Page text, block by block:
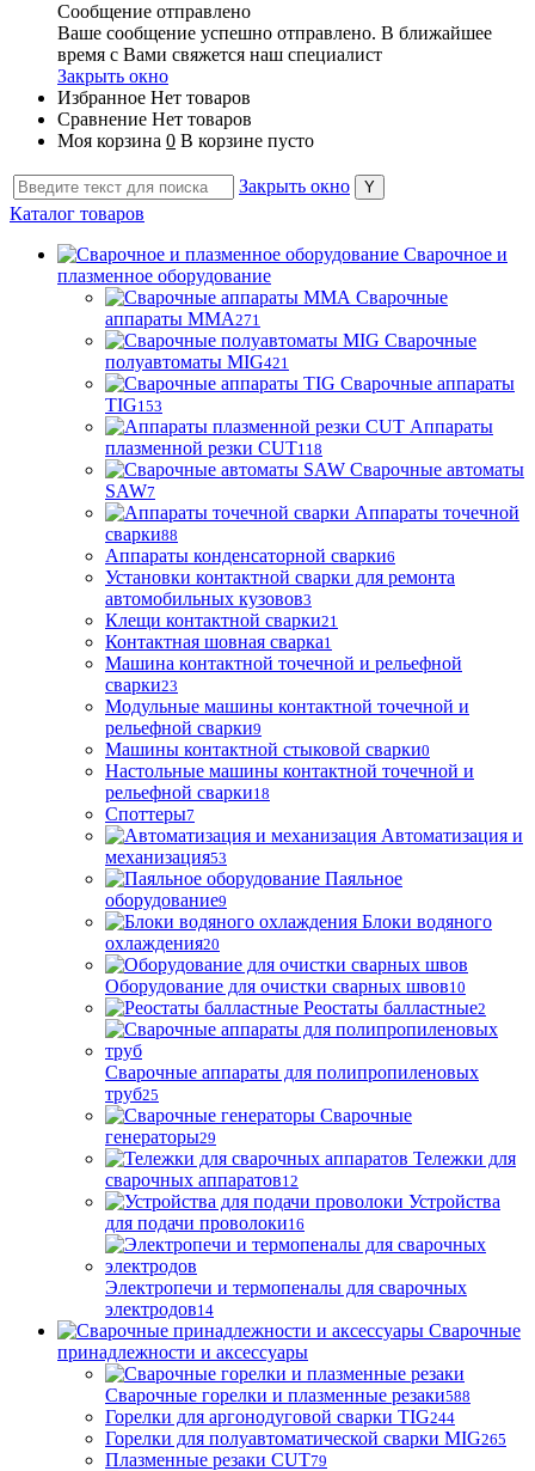
Сообщение отправлено
Ваше сообщение успешно отправлено. В ближайшее
время с Вами свяжется наш специалист
Закрыть окно
Избранное Нет товаров
Сравнение Нет товаров
Моя корзина 0 В корзине пусто
Закрыть окно
Каталог товаров
Сварочное и
плазменное оборудование
Сварочные
аппараты MMA271
Сварочные
полуавтоматы MIG421
Сварочные аппараты
TIG153
Аппараты
плазменной резки CUT118
Сварочные автоматы
SAW7
Аппараты точечной
сварки88
Аппараты конденсаторной сварки6
Установки контактной сварки для ремонта
автомобильных кузовов3
Клещи контактной сварки21
Контактная шовная сварка1
Машина контактной точечной и рельефной
сварки23
Модульные машины контактной точечной и
рельефной сварки9
Машины контактной стыковой сварки0
Настольные машины контактной точечной и
рельефной сварки18
Споттеры7
Автоматизация и
механизация53
Паяльное
оборудование9
Блоки водяного
охлаждения20
Оборудование для очистки сварных швов10
Реостаты балластные2
Сварочные аппараты для полипропиленовых
труб25
Сварочные
генераторы29
Тележки для
сварочных аппаратов12
Устройства
для подачи проволоки16
Электропечи и термопеналы для сварочных
электродов14
Сварочные
принадлежности и аксессуары
Сварочные горелки и плазменные резаки588
Горелки для аргонодуговой сварки TIG244
Горелки для полуавтоматической сварки MIG265
Плазменные резаки CUT79